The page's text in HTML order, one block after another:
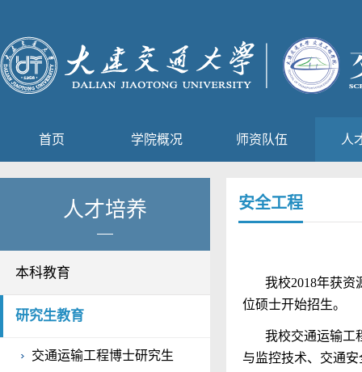
首页 学院概况 师资队伍 人
人才培养
本科教育
研究生教育
交通运输工程博士研究生
安全工程
我校2018年获资
位硕士开始招生。
我校交通运输工
与监控技术、交通